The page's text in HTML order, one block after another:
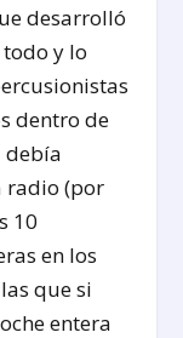
desarrolló
y lo
dentro de
debía
radio (por
10
en los
que si
entera